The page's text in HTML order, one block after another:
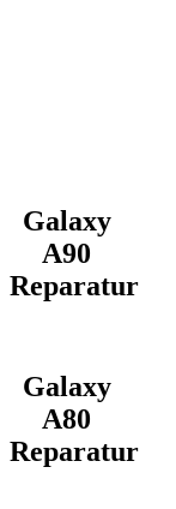
Galaxy
A90
Reparatur
Galaxy
A80
Reparatur